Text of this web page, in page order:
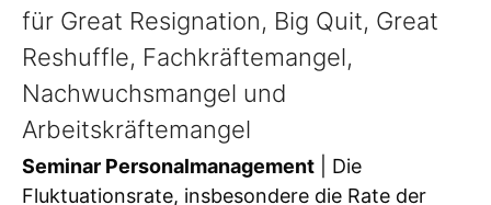
für Great Resignation, Big Quit, Great
Reshuffle, Fachkräftemangel,
Nachwuchsmangel und
Arbeitskräftemangel
Seminar Personalmanagement | Die
Fluktuationsrate, insbesondere die Rate der